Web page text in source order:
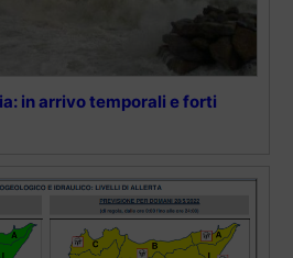
in arrivo temporali e forti